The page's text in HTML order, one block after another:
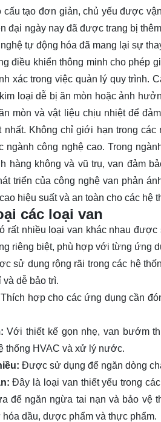
cấu tạo đơn giản, chủ yếu được
đại ngày nay đã được trang bị
tự động hóa đã mang lại sự
điều khiển thông minh cho phép
xác trong việc quản lý quy trình.
loại dễ bị ăn mòn hoặc ảnh
mòn và vật liệu chịu nhiệt để
nhất. Không chỉ giới hạn trong
ngành công nghệ cao. Trong
hàng không và vũ trụ, van đảm
triển của công nghệ van phản
hiệu suất và an toàn cho các hệ
các loại van
rất nhiều loại van khác nhau
riêng biệt, phù hợp với từng ứng
sử dụng rộng rãi trong các hệ
và dễ bảo trì.
Thích hợp cho các ứng dụng cần
Với thiết kế gọn nhẹ, van bướm
thống HVAC và xử lý nước.
Được sử dụng để ngăn dòng
Đây là loại van thiết yếu trong
để ngăn ngừa tai nạn và bảo vệ
dầu, dược phẩm và thực phẩm.